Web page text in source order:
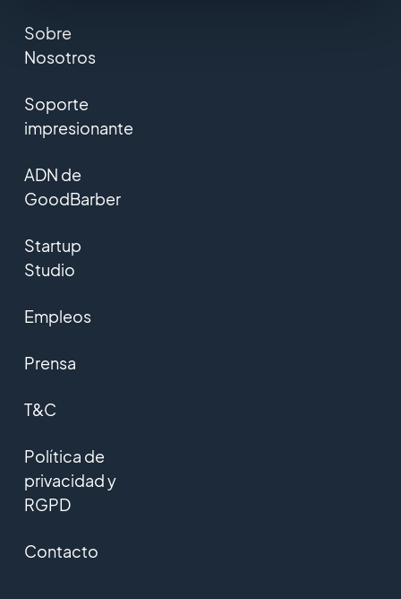
Sobre
Nosotros
Soporte
impresionante
ADN de
GoodBarber
Startup
Studio
Empleos
Prensa
T&C
Política de
privacidad y
RGPD
Contacto